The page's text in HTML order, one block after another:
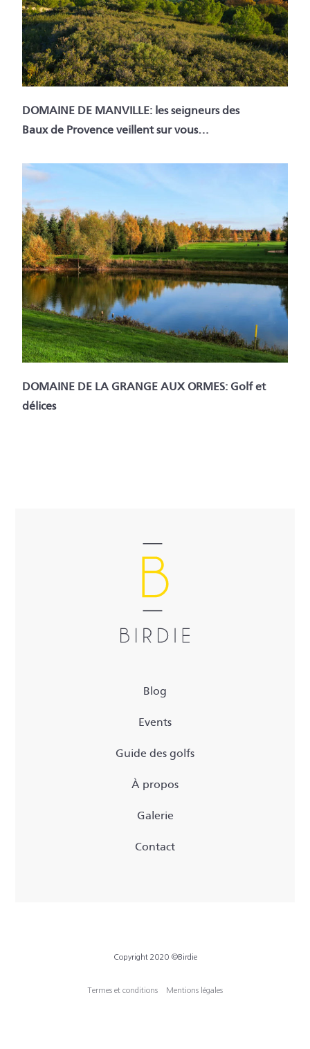
DOMAINE DE MANVILLE: les seigneurs des
Baux de Provence veillent sur vous…
DOMAINE DE LA GRANGE AUX ORMES: Golf et
délices
Blog
Events
Guide des golfs
À propos
Galerie
Contact
Copyright 2020 ©Birdie
Termes et conditions Mentions légales